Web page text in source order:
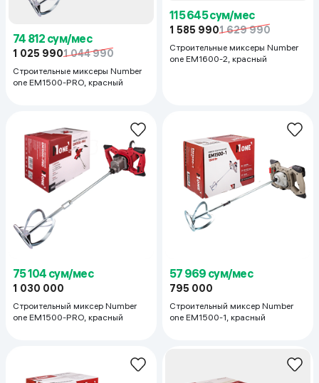
74 812 сум/мес
1 025 9901 044 990
Строительные миксеры Number
one EM1500-PRO, красный
115 645 сум/мес
1 585 9901 629 990
Строительные миксеры Number
one EM1600-2, красный
75 104 сум/мес
1 030 000
Строительный миксер Number
one EM1500-PRO, красный
57 969 сум/мес
795 000
Строительный миксер Number
one EM1500-1, красный